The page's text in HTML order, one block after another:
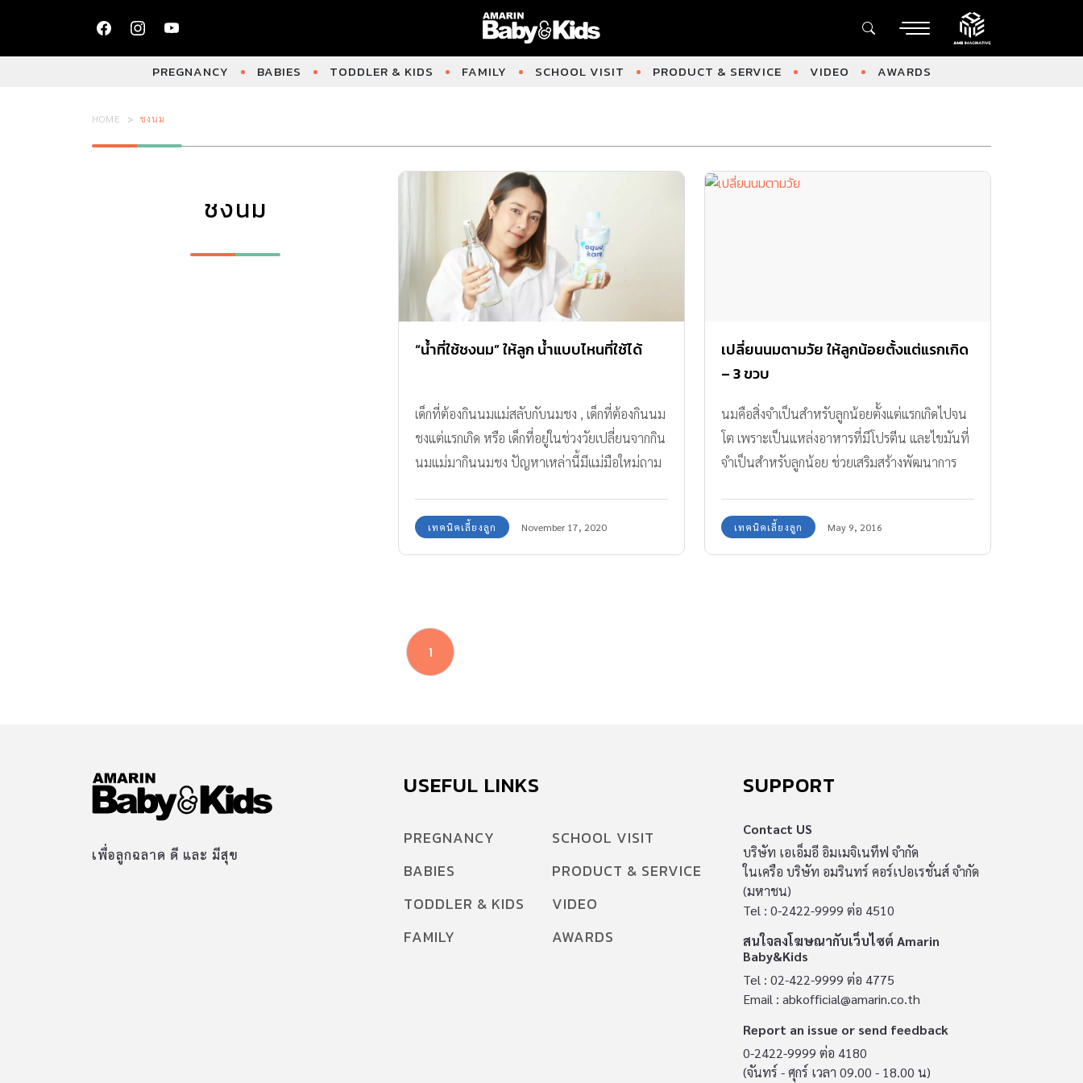
PREGNANCY BABIES TODDLER & KIDS FAMILY SCHOOL VISIT PRODUCT & SERVICE VIDEO AWARDS
HOME ชงนม
ชงนม
“น้ำที่ใช้ชงนม” ให้ลูก น้ำแบบไหนที่ใช้ได้
เด็กที่ต้องกินนมแม่สลับกับนมชง , เด็กที่ต้องกินนม
ชงแต่แรกเกิด หรือ เด็กที่อยู่ในช่วงวัยเปลี่ยนจากกิน
นมแม่มากินนมชง ปัญหาเหล่านี้มีแม่มือใหม่ถาม
เหนือจากนี้อีกได้ไหม !? อืมนั่นซิ ใช้น้ำอะไรดี วันนี้
ทีมแม่ABK จะมาอธิบายให้ได้เข้าใจกันค่ะ
เทคนิคเลี้ยงลูก November 17, 2020
เปลี่ยนนมตามวัย ให้ลูกน้อยตั้งแต่แรกเกิด
– 3 ขวบ
นมคือสิ่งจำเป็นสำหรับลูกน้อยตั้งแต่แรกเกิดไปจน
โต เพราะเป็นแหล่งอาหารที่มีโปรตีน และไขมันที่
จำเป็นสำหรับลูกน้อย ช่วยเสริมสร้างพัฒนาการ
ความต้องการของร่างกายได้
เทคนิคเลี้ยงลูก May 9, 2016
1
เพื่อลูกฉลาด ดี และ มีสุข
USEFUL LINKS
PREGNANCY
BABIES
TODDLER & KIDS
FAMILY
SCHOOL VISIT
PRODUCT & SERVICE
VIDEO
AWARDS
SUPPORT
Contact US
บริษัท เอเอ็มอี อิมเมจิเนทีฟ จำกัด
ในเครือ บริษัท อมรินทร์ คอร์เปอเรชั่นส์ จำกัด
(มหาชน)
Tel : 0-2422-9999 ต่อ 4510
สนใจลงโฆษณากับเว็บไซต์ Amarin
Baby&Kids
Tel : 02-422-9999 ต่อ 4775
Email : abkofficial@amarin.co.th
Report an issue or send feedback
0-2422-9999 ต่อ 4180
(จันทร์ - ศุกร์ เวลา 09.00 - 18.00 น)